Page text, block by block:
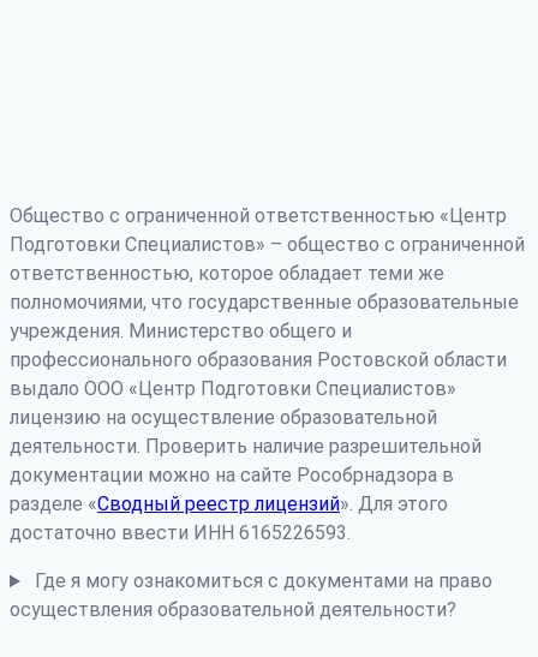
Общество с ограниченной ответственностью «Центр
Подготовки Специалистов» – общество с ограниченной
ответственностью, которое обладает теми же
полномочиями, что государственные образовательные
учреждения. Министерство общего и
профессионального образования Ростовской области
выдало ООО «Центр Подготовки Специалистов»
лицензию на осуществление образовательной
деятельности. Проверить наличие разрешительной
документации можно на сайте Рособрнадзора в
разделе «Сводный реестр лицензий». Для этого
достаточно ввести ИНН 6165226593.
Где я могу ознакомиться с документами на право
осуществления образовательной деятельности?